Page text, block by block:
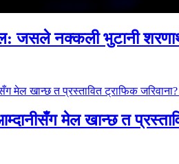
जसले नक्कली भुटानी
मेल खान्छ त